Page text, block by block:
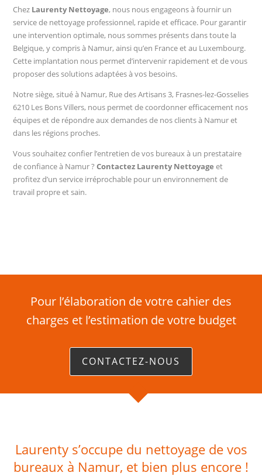
Chez Laurenty Nettoyage, nous nous engageons à fournir un
service de nettoyage professionnel, rapide et efficace. Pour garantir
une intervention optimale, nous sommes présents dans toute la
Belgique, y compris à Namur, ainsi qu’en France et au Luxembourg.
Cette implantation nous permet d’intervenir rapidement et de vous
proposer des solutions adaptées à vos besoins.
Notre siège, situé à Namur, Rue des Artisans 3, Frasnes-lez-Gosselies
6210 Les Bons Villers, nous permet de coordonner efficacement nos
équipes et de répondre aux demandes de nos clients à Namur et
dans les régions proches.
Vous souhaitez confier l’entretien de vos bureaux à un prestataire
de confiance à Namur ?Contactez Laurenty Nettoyage et
profitez d’un service irréprochable pour un environnement de
travail propre et sain.
Pour l’élaboration de votre cahier des
charges et l’estimation de votre budget
CONTACTEZ-NOUS
Laurenty s’occupe du nettoyage de vos
bureaux à Namur, et bien plus encore !